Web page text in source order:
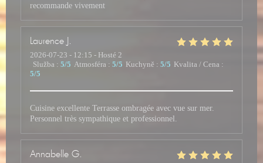
recommande vivement
Laurence
2026-07-23 - 12:15 - Hosté 2
Služba : 5/5 Atmosféra : 5/5 Kuchyně : 5/5 Kvalita / Cena :
5/5
Cuisine excellente Terrasse ombragée avec vue sur mer.
Personnel très sympathique et professionnel.
Annabelle G